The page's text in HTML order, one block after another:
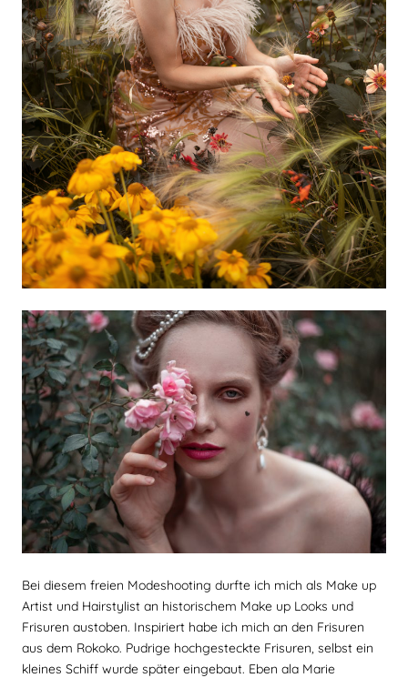
Bei diesem freien Modeshooting durfte ich mich als Make up
Artist und Hairstylist an historischem Make up Looks und
Frisuren austoben. Inspiriert habe ich mich an den Frisuren
aus dem Rokoko. Pudrige hochgesteckte Frisuren, selbst ein
kleines Schiff wurde später eingebaut. Eben ala Marie